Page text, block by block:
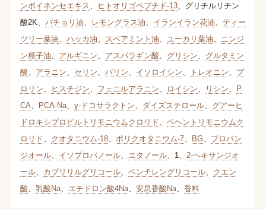
ンボイネンセエキス
ヒトオリゴペプチド-13、 グリチルリチン
酸2K
パチョリ油 レモングラス油 イランイラン花油
ティー
ツリー葉油
ハッカ油 スペアミント油 ユーカリ葉油
ニンジ
ン種子油
アルギニン アスパラギン酸 グリシン
グルタミン
酸
アラニン セリン バリン イソロイシン トレオニン
プ
ロリン
ヒスチジン フェニルアラニン ロイシン リシン
P
CA
PCA-Na、 γ-ドコサラクトン ダイズステロール、 グアーヒ
ドロキシプロピルトリモニウムクロリド
ベヘントリモニウムク
ロリド
クオタニウム-18、 ポリクオタニウム-7、 BG、 プロパン
ジオール、 イソプロパノール、 エタノール、 1
2-ヘキサンジオ
ール、 カプリリルグリコール、 ペンチレングリコール、 クエン
酸
乳酸Na、 エチドロン酸4Na、 安息香酸Na、 香料